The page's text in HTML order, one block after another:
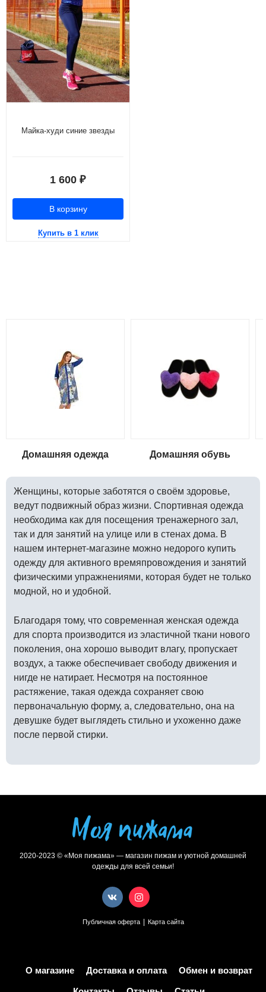
Майка-худи синие звезды
1 600 ₽
В корзину
Купить в 1 клик
Домашняя одежда Домашняя обувь
Женщины, которые заботятся о своём здоровье,
ведут подвижный образ жизни. Спортивная одежда
необходима как для посещения тренажерного зал,
так и для занятий на улице или в стенах дома. В
нашем интернет-магазине можно недорого купить
одежду для активного времяпровождения и занятий
физическими упражнениями, которая будет не только
модной, но и удобной.
Благодаря тому, что современная женская одежда
для спорта производится из эластичной ткани нового
поколения, она хорошо выводит влагу, пропускает
воздух, а также обеспечивает свободу движения и
нигде не натирает. Несмотря на постоянное
растяжение, такая одежда сохраняет свою
первоначальную форму, а, следовательно, она на
девушке будет выглядеть стильно и ухоженно даже
после первой стирки.
2020-2023 © «Моя пижама» — магазин пижам и уютной домашней
одежды для всей семьи!
Публичная оферта | Карта сайта
О магазине Доставка и оплата Обмен и возврат